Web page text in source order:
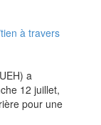
à travers
a
12 juillet,
pour une